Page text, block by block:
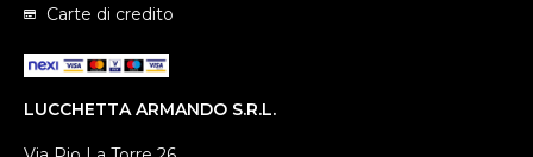
Carte di credito
LUCCHETTA ARMANDO S.R.L.